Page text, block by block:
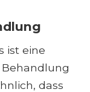
ist eine
dass